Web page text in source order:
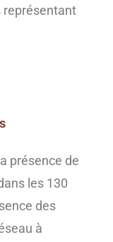
représentant
présence de
les 130
des
à